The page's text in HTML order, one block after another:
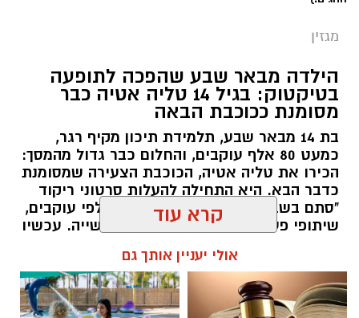
מגזין
הילדה מבאר שבע שהפכה לתופעה
בטיקטוק: בגיל 14 טליה אטיה כבר
מסומנת ככוכבת הבאה
בת 14 מבאר שבע, תלמידת תיכון מקיף רגר,
כמעט 80 אלף עוקבים, והחלום כבר גדול מהמסך:
הכירו את טליה אטיה, הכוכבת הצעירה שמסומנת
כדבר הבא. היא התחילה להעלות סרטוני ריקוד
"סתם בשביל הכיף", אבל אז הגיעו אלפי עוקבים,
שיתופי פעולה עם אמנים והכרה בתעשייה. עכשיו
הגדולות כזמרת ושחקנית: "הטיקטוק הוא רק
ההתחלה. אני רוצה שיכירו את טליה שמעבר
לסרטונים" אמרה בחן.
קרא עוד
אולי יעניין אותך גם